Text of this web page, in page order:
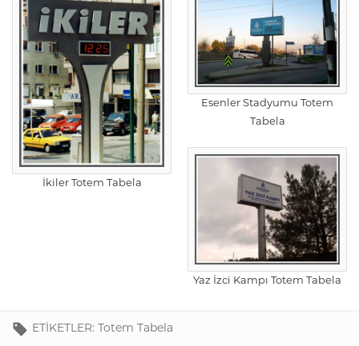
İkiler Totem Tabela
Esenler Stadyumu Totem
Tabela
Yaz İzci Kampı Totem Tabela
ETİKETLER: Totem Tabela